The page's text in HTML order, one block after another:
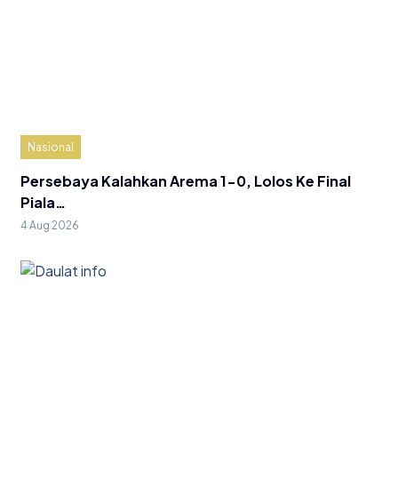
Nasional
Persebaya Kalahkan Arema 1-0, Lolos Ke Final
Piala…
4 Aug 2026